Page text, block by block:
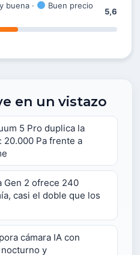
buena ·
Buen precio
5,6
en un vistazo
5 Pro duplica la
20.000 Pa frente a
Gen 2 ofrece 240
casi el doble que los
cámara IA con
y